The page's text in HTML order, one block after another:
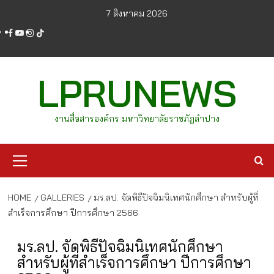
content
7 สิงหาคม 2026
facebook
youtube
instagram
tiktok
LPRUNEWS
งานสื่อสารองค์กร มหาวิทยาลัยราชภัฏลำปาง
Menu
HOME GALLERIES
มร.ลป. จัดพิธีปัจฉิมนิเทศนักศึกษา สำหรับผู้ที่
สำเร็จการศึกษา ปีการศึกษา 2566
มร.ลป. จัดพิธีปัจฉิมนิเทศนักศึกษา
สำหรับผู้ที่สำเร็จการศึกษา ปีการศึกษา